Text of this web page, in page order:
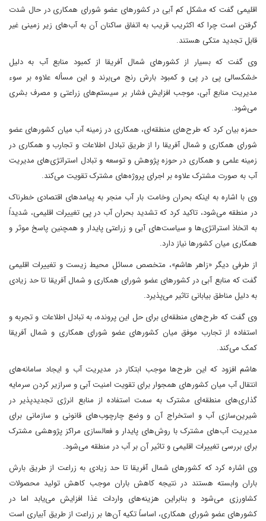
اقلیمی گفت که مشکل کم آبی در کشورهای عضو شورای همکاری در حال شدت
گرفتن است چرا که اکثریب قریب به اتفاق ساکنان آن به آب‌های زیر زمینی غیر
قابل تجدید متکی هستند.
وی گفت که بسیار از کشورهای شمال آفریقا از کمبود منابع آب به دلیل
خشکسالی پی در پی و کمبود بارش رنج می‌برند و این مسأله علاوه بر سوء
مدیریت منابع آبی، موجب افزایش فشار بر سیستم‌های زراعتی و مصرف بشری
می‌شود.
حمزه بیان کرد که طرح‌های منطقه‌ای، همکاری در زمینه آب میان کشورهای عضو
شورای همکاری و شمال آفریقا را از طریق تبادل اطلاعات و تجارب و همکاری در
زمینه علمی و همکاری در حوزه پژوهش و توسعه و تبادل استراتژی‌های مدیریت
آب به صورت مشترک علاوه بر اجرای پروژه‌های مشترک تقویت می‌کند.
وی با اشاره به اینکه بحران وخامت بار آب منجر به پیامد‌های اقتصادی خطرناک
در منطقه می‌شود، تاکید کرد که تشدید بحران آب در پی تغییرات اقلیمی، شدیداً
به اتخاذ استراتژی‌ها و سیاست‌های آبی و زراعتی پایدار و همچنین پاسخ موثر و
همکاری میان کشورها نیاز دارد.
از طرفی دیگر «زاهر هاشم»، متخصص مسائل محیط زیست و تغییرات اقلیمی
گفت که منابع آبی در کشورهای عضو شورای همکاری و شمال آفریقا تا حد زیادی
به دلیل مناطق بیابانی تاثیر می‌پذیرد.
وی گفت که طرح‌های منطقه‌ای برای حل این پرونده، به تبادل اطلاعات و تجربه و
استفاده از تجارب موفق میان کشورهای عضو شورای همکاری و شمال آفریقا
کمک می‌کند.
هاشم افزود که این طرح‌ها موجب ابتکار در مدیریت آب و ایجاد سامانه‌های
انتقال آب میان کشورهای همجوار برای تقویت امنیت آبی و سرازیر کردن سرمایه
گذاری‌های منطقه‌ای مشترک به سمت استفاده از منابع انرژی تجدیدپذیر در
شیرین‌سازی آب و استخراج آن و وضع چارچوب‌های قانونی و سازمانی برای
مدیریت آب‌های مشترک با روش‌های پایدار و فعالسازی مراکز پژوهشی مشترک
برای بررسی تغییرات اقلیمی و تاثیر آن بر آب در منطقه می‌شود.
وی اشاره کرد که کشورهای شمال آفریقا تا حد زیادی به زراعت از طریق بارش
باران وابسته هستند در نتیجه کاهش باران موجب کاهش تولید محصولات
کشاورزی می‌شود و بنابراین هزینه‌های واردات غذا افزایش می‌یابد اما در
کشورهای عضو شورای همکاری، اساساً تکیه آن‌ها بر زراعت از طریق آبیاری است